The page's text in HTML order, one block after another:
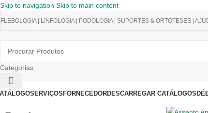
Skip to navigation Skip to main content
FLEBOLOGIA | LINFOLOGIA | PODOLOGIA | SUPORTES & ORTÓTESES |
Categorias
SERVIÇOS FORNECEDORDESCARREGAR CATÁLOGOS